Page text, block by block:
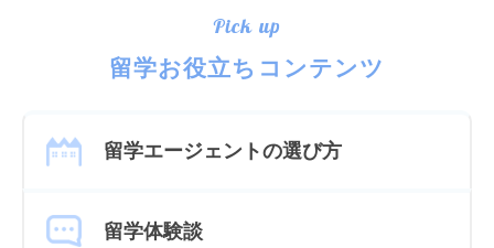
Pick up
留学お役立ちコンテンツ
留学エージェントの選び方
留学体験談